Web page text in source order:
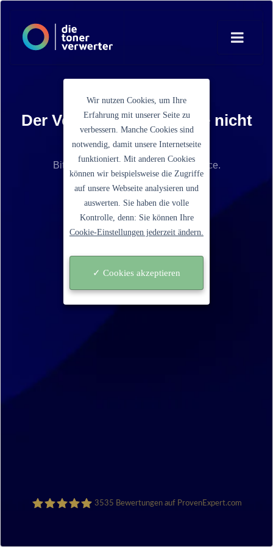
Der Verkaufspreis konnte nicht
ermittelt werden
Bitte kontaktieren Sie unseren Service.
Ein Schritt zurück gehen
3535 Bewertungen auf ProvenExpert.com
Wir nutzen Cookies, um Ihre
Erfahrung mit unserer Seite zu
verbessern. Manche Cookies sind
notwendig, damit unsere Internetseite
funktioniert. Mit anderen Cookies
können wir beispielsweise die Zugriffe
auf unsere Webseite analysieren und
auswerten. Sie haben die volle
Kontrolle, denn: Sie können Ihre
Cookie-Einstellungen jederzeit ändern.
✓ Cookies akzeptieren